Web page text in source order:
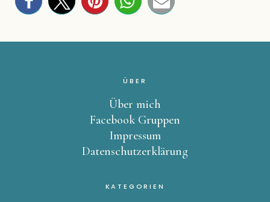
ÜBER
Über mich
Facebook Gruppen
Impressum
Datenschutzerklärung
KATEGORIEN